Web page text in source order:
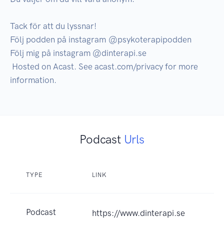
Tack för att du lyssnar!
Följ podden på instagram @psykoterapipodden
Följ mig på instagram @dinterapi.se
Podcast Urls
TYPE LINK
Podcast https://www.dinterapi.se